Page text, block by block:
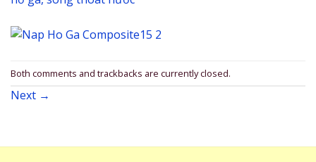
Both comments and trackbacks are currently closed.
Next →